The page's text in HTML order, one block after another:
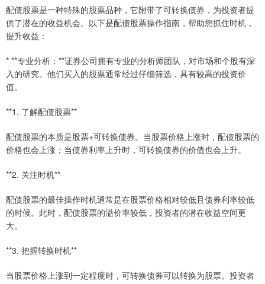
配债股票是一种特殊的股票品种，它附带了可转换债券，为投资者提
供了潜在的收益机会。以下是配债股票操作指南，帮助您抓住时机，
提升收益：
* **专业分析：**证券公司拥有专业的分析师团队，对市场和个股有深
入的研究。他们买入的股票通常经过仔细筛选，具有较高的投资价
值。
**1. 了解配债股票**
配债股票的本质是股票+可转换债券。当股票价格上涨时，配债股票的
价格也会上涨；当债券利率上升时，可转换债券的价值也会上升。
**2. 关注时机**
配债股票的最佳操作时机通常是在股票价格相对较低且债券利率较低
的时候。此时，配债股票的溢价率较低，投资者的潜在收益空间更
大。
**3. 把握转换时机**
当股票价格上涨到一定程度时，可转换债券可以转换为股票。投资者